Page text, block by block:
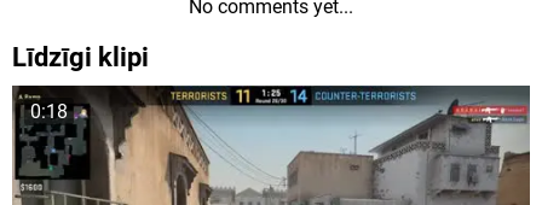
No comments yet...
Līdzīgi klipi
0:18